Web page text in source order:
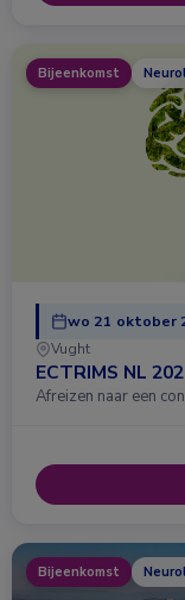
Bijeenkomst
wo 21 oktober
Vught
ECTRIMS NL
Afreizen naar een
Bijeenkomst